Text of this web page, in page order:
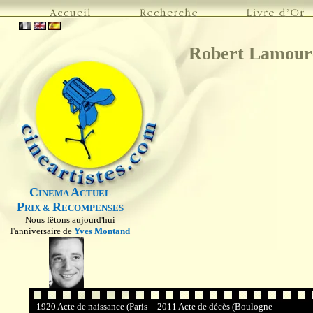
CINEMAACTUEL
PRIX & RECOMPENSES
Nous fêtons aujourd'hui
l'anniversaire de Yves Montand
Robert
1920 Acte de naissance (Paris
2011 Acte de décès (Boulogne-